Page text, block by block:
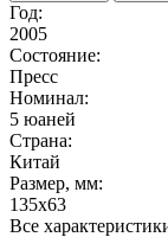
Год:
2005
Состояние:
Пресс
Номинал:
5 юаней
Страна:
Китай
Размер, мм:
135х63
Все